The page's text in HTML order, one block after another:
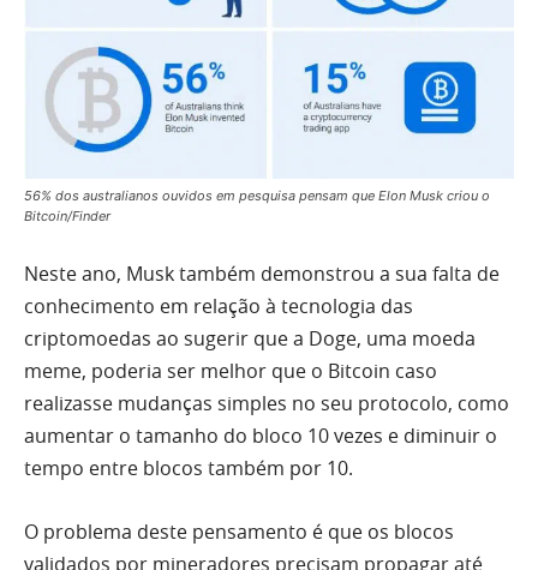
56% dos australianos ouvidos em pesquisa pensam que Elon Musk criou o
Bitcoin/Finder
Neste ano, Musk também demonstrou a sua falta de
conhecimento em relação à tecnologia das
criptomoedas ao sugerir que a Doge, uma moeda
meme, poderia ser melhor que o Bitcoin caso
realizasse mudanças simples no seu protocolo, como
aumentar o tamanho do bloco 10 vezes e diminuir o
tempo entre blocos também por 10.
O problema deste pensamento é que os blocos
validados por mineradores precisam propagar até